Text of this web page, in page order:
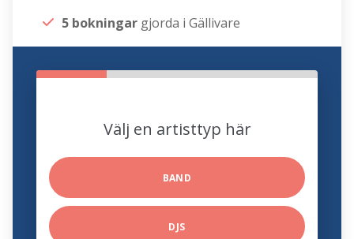
5 bokningar gjorda i Gällivare
Välj en artisttyp här
BAND
DJS